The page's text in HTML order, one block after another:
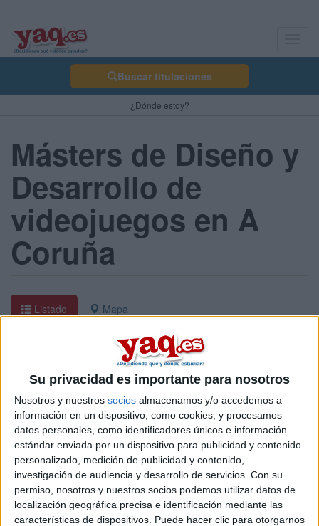
Su privacidad es importante para nosotros
Nosotros y nuestros socios almacenamos y/o accedemos a
información en un dispositivo, como cookies, y procesamos
datos personales, como identificadores únicos e información
estándar enviada por un dispositivo para publicidad y contenido
personalizado, medición de publicidad y contenido,
investigación de audiencia y desarrollo de servicios. Con su
permiso, nosotros y nuestros socios podemos utilizar datos de
localización geográfica precisa e identificación mediante las
características de dispositivos. Puede hacer clic para otorgarnos
Buscar titulaciones
¿Dónde estoy?
Másters de Diseño y
Desarrollo de
videojuegos en A
Coruña
Listado Mapa
1 opciónpara hacer un
de diseño y desarrollo de videojuegos.
Si quieresampliar tu búsqueda a toda España, hay otros 7
másters en diseño y desarrollo de videojuegos entre los que
puedes elegir. Estos estudios están asociados a la rama de
Ingeniería y arquitectura.
Presencial |A Coruña
Máster Universitario en
Diseño, Desarrollo y Comercialización de
Videojuegos
UNIVERSIDADE DA CORUñA
(Universidad Pública)
Tipo: Máster